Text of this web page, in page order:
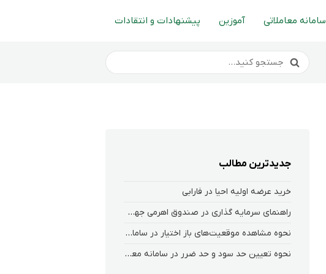
سامانه معاملاتی آموزین پیشنهادات و انتقادات
جدیدترین مطالب
خرید عرضه اولیه احیا در فارابی
راهنمای سرمایه گذاری در صندوق اهرمی جهش
نحوه‌ مشاهده‌ موقعیت‌های باز اختیار در سامانه هلیوم و نکست
نحوه تعیین حد سود و حد ضرر در سامانه معاملاتی کارگزاری فارابی